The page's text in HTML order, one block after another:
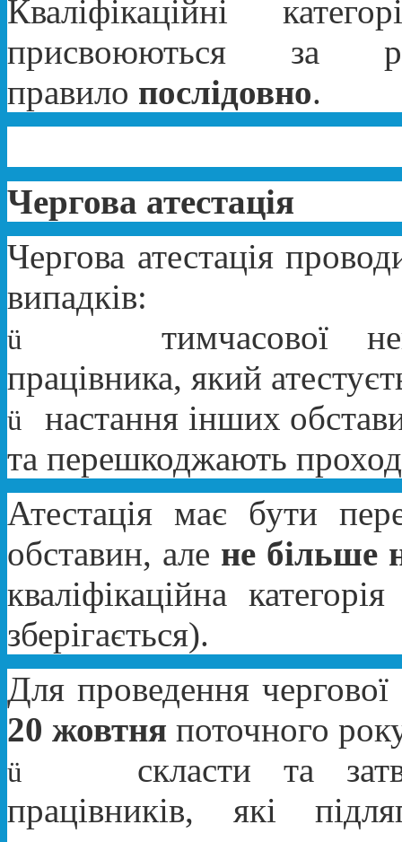
Кваліфікаційні
присвоюються за
правило послідовно.
Чергова атестація
Чергова атестація
випадків:
ü
тимчасової
працівника, який
ü
настання інших
та перешкоджають
Атестація має бути
обставин, але не більше
кваліфікаційна
зберігається).
Для проведення чергової
20 жовтня поточного
ü
скласти та
працівників, які